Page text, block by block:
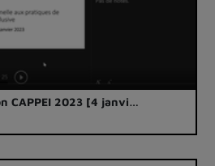
CAPPEI 2023 [4 janvi…